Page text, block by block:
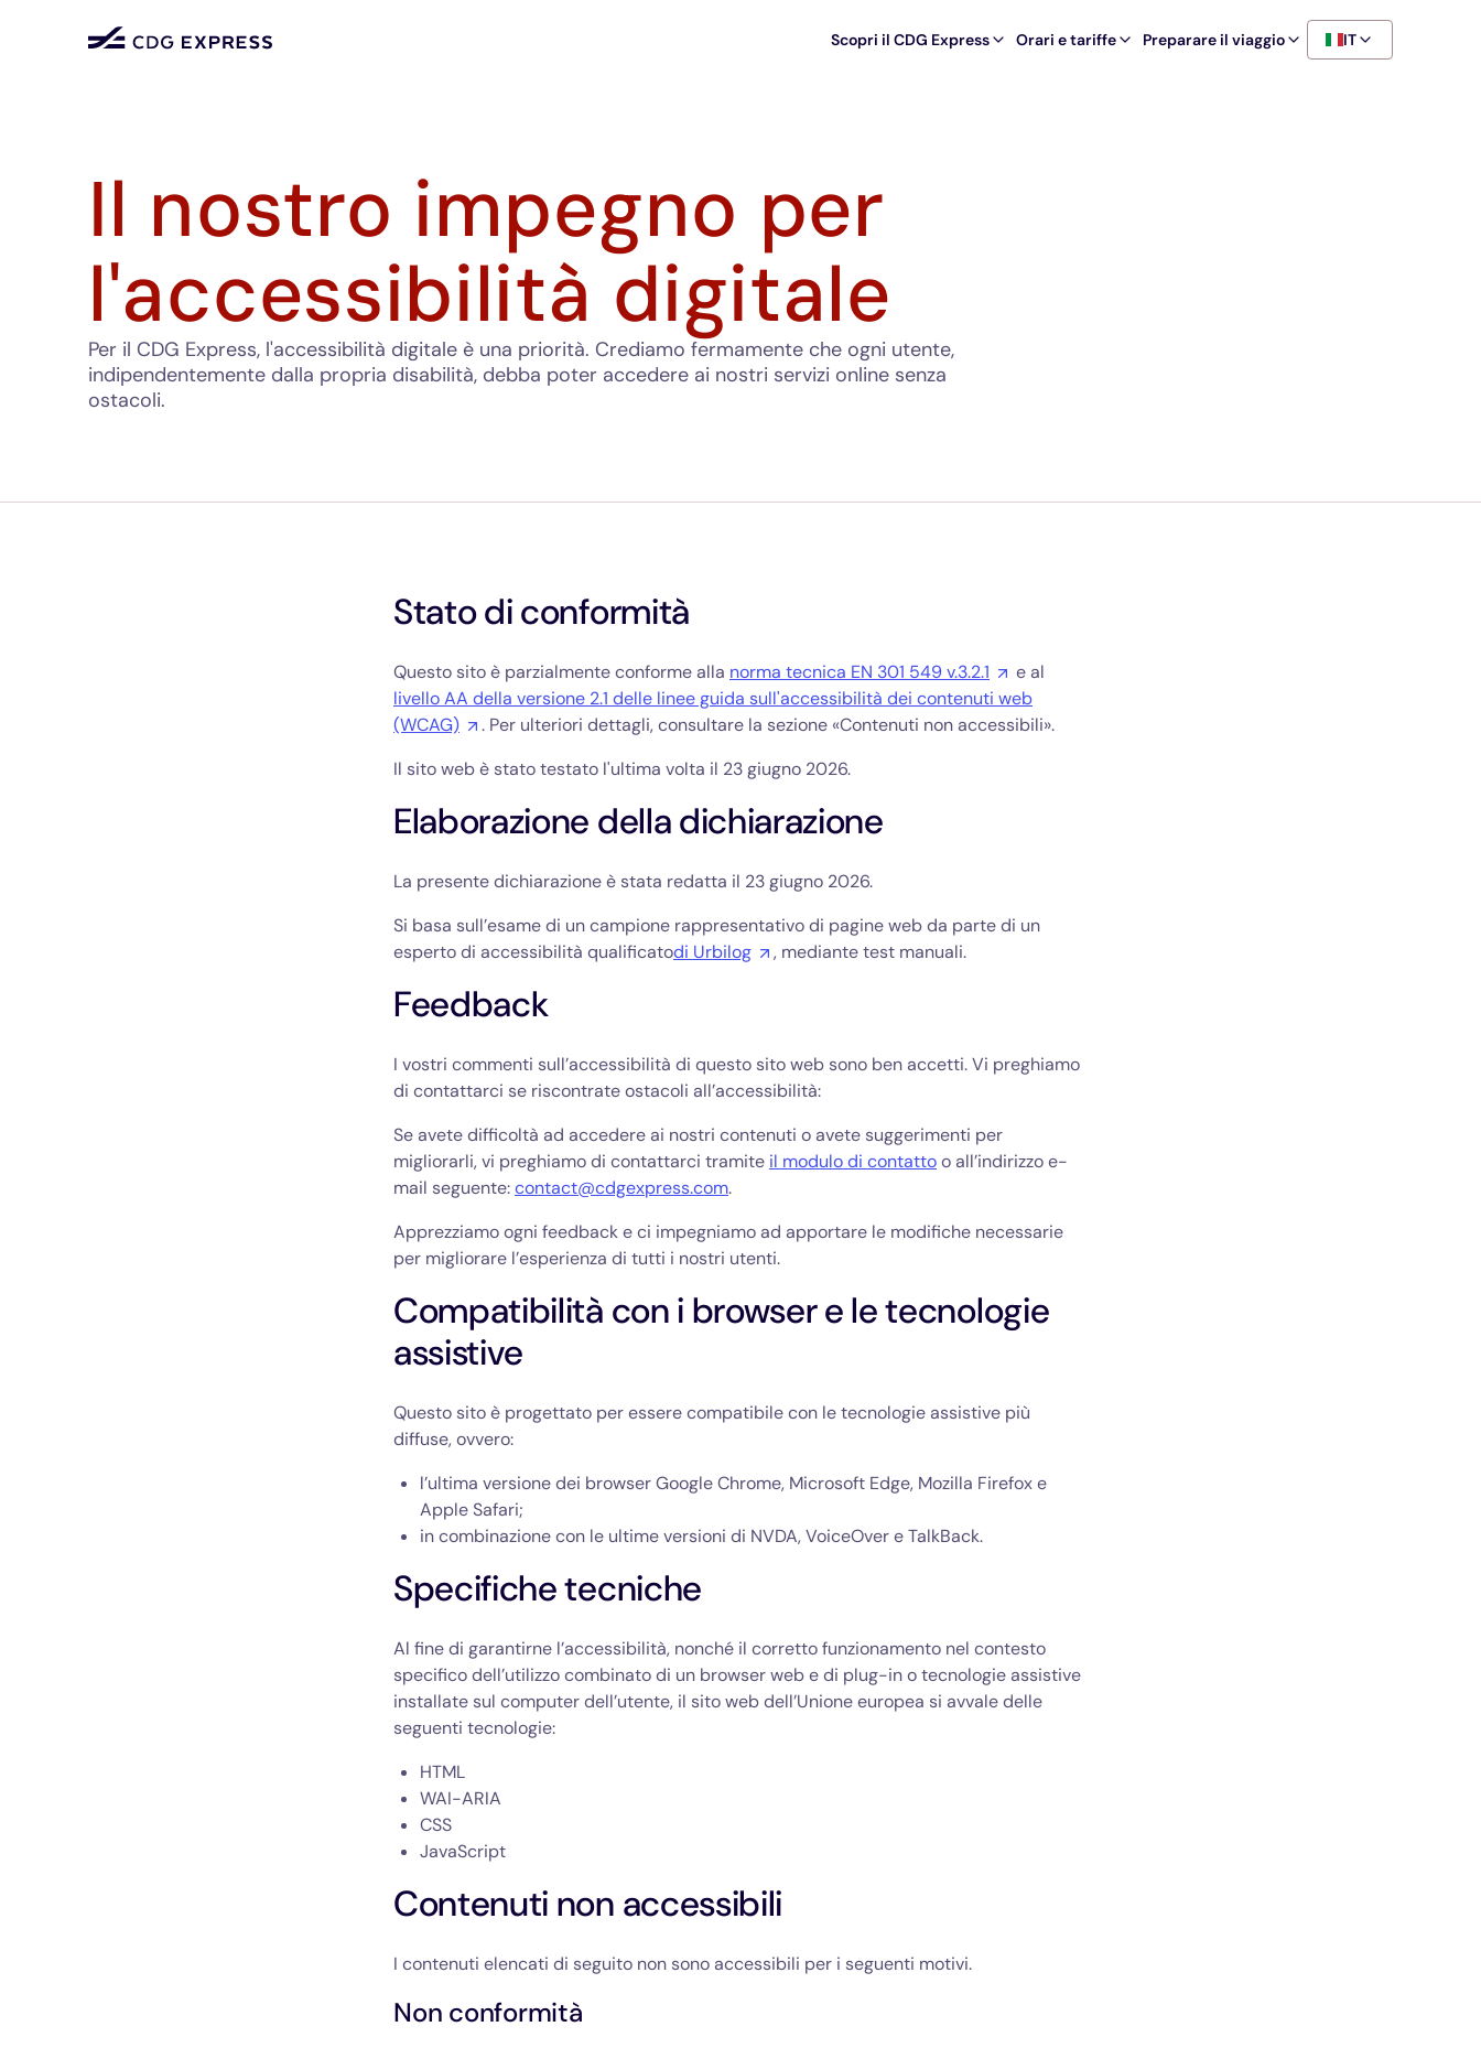
Scopri il CDG Express Orari e tariffe Preparare il viaggio IT
Il nostro impegno per
l'accessibilità digitale
Per il CDG Express, l'accessibilità digitale è una priorità. Crediamo fermamente che ogni utente,
indipendentemente dalla propria disabilità, debba poter accedere ai nostri servizi online senza
ostacoli.
Stato di conformità
Questo sito è parzialmente conforme alla norma tecnica EN 301 549 v.3.2.1
e al
livello AA della versione 2.1 delle linee guida sull'accessibilità dei contenuti web
(WCAG)
. Per ulteriori dettagli, consultare la sezione «Contenuti non accessibili».
Il sito web è stato testato l'ultima volta il 23 giugno 2026.
Elaborazione della dichiarazione
La presente dichiarazione è stata redatta il 23 giugno 2026.
Si basa sull’esame di un campione rappresentativo di pagine web da parte di un
esperto di accessibilità qualificatodi Urbilog , mediante test manuali.
Feedback
I vostri commenti sull’accessibilità di questo sito web sono ben accetti. Vi preghiamo
di contattarci se riscontrate ostacoli all’accessibilità:
Se avete difficoltà ad accedere ai nostri contenuti o avete suggerimenti per
migliorarli, vi preghiamo di contattarci tramite il modulo di contattoo all’indirizzo e-
mail seguente:contact@cdgexpress.com.
Apprezziamo ogni feedback e ci impegniamo ad apportare le modifiche necessarie
per migliorare l’esperienza di tutti i nostri utenti.
Compatibilità con i browser e le tecnologie
assistive
Questo sito è progettato per essere compatibile con le tecnologie assistive più
diffuse, ovvero:
l’ultima versione dei browser Google Chrome, Microsoft Edge, Mozilla Firefox e
Apple Safari;
in combinazione con le ultime versioni di NVDA, VoiceOver e TalkBack.
Specifiche tecniche
Al fine di garantirne l’accessibilità, nonché il corretto funzionamento nel contesto
specifico dell’utilizzo combinato di un browser web e di plug-in o tecnologie assistive
installate sul computer dell’utente, il sito web dell’Unione europea si avvale delle
seguenti tecnologie:
HTML
WAI-ARIA
CSS
JavaScript
Contenuti non accessibili
I contenuti elencati di seguito non sono accessibili per i seguenti motivi.
Non conformità